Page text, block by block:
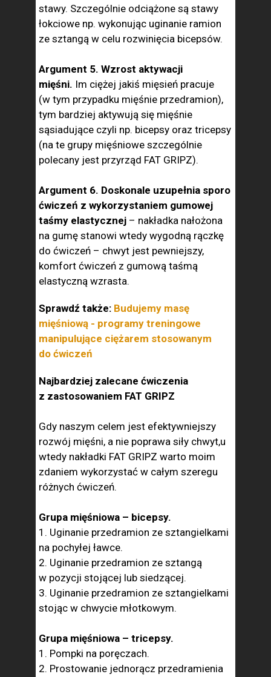
stawy. Szczególnie odciążone są stawy
łokciowe np. wykonując uginanie ramion
ze sztangą w celu rozwinięcia bicepsów.
Argument 5. Wzrost aktywacji
mięśni. Im ciężej jakiś mięsień pracuje
(w tym przypadku mięśnie przedramion),
tym bardziej aktywują się mięśnie
sąsiadujące czyli np. bicepsy oraz tricepsy
(na te grupy mięśniowe szczególnie
polecany jest przyrząd FAT GRIPZ).
Argument 6. Doskonale uzupełnia sporo
ćwiczeń z wykorzystaniem gumowej
taśmy elastycznej – nakładka nałożona
na gumę stanowi wtedy wygodną rączkę
do ćwiczeń – chwyt jest pewniejszy,
komfort ćwiczeń z gumową taśmą
elastyczną wzrasta.
Sprawdź także: Budujemy masę
mięśniową - programy treningowe
manipulujące ciężarem stosowanym
do ćwiczeń
Najbardziej zalecane ćwiczenia
z zastosowaniem FAT GRIPZ
Gdy naszym celem jest efektywniejszy
rozwój mięśni, a nie poprawa siły chwyt,u
wtedy nakładki FAT GRIPZ warto moim
zdaniem wykorzystać w całym szeregu
różnych ćwiczeń.
Grupa mięśniowa – bicepsy.
1. Uginanie przedramion ze sztangielkami
na pochyłej ławce.
2. Uginanie przedramion ze sztangą
w pozycji stojącej lub siedzącej.
3. Uginanie przedramion ze sztangielkami
stojąc w chwycie młotkowym.
Grupa mięśniowa – tricepsy.
1. Pompki na poręczach.
2. Prostowanie jednorącz przedramienia